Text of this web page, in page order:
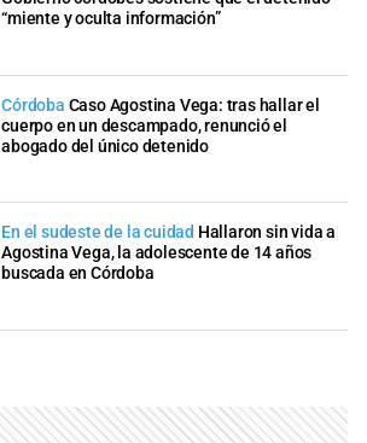
“miente y oculta información”
Córdoba Caso Agostina Vega: tras hallar el
cuerpo en un descampado, renunció el
abogado del único detenido
En el sudeste de la cuidad Hallaron sin vida a
Agostina Vega, la adolescente de 14 años
buscada en Córdoba